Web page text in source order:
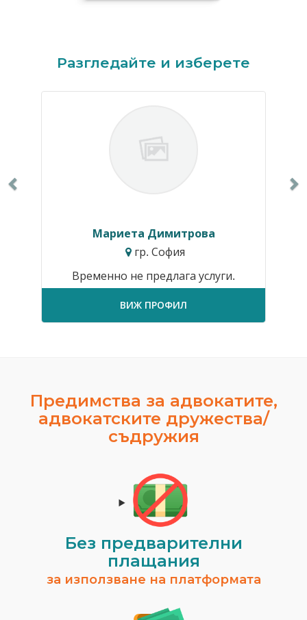
Разгледайте и изберете
Мариета Димитрова
гр. София
Временно не предлага услуги.
ВИЖ ПРОФИЛ
Предимства за адвокатите,
адвокатските дружества/
съдружия
Без предварителни
плащания
за използване на платформата